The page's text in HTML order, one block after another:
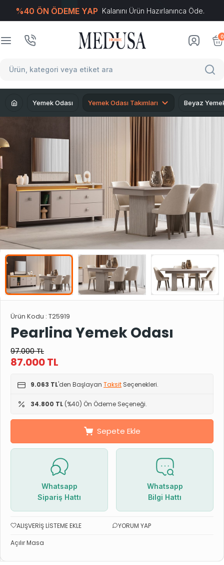
%40 ÖN ÖDEME YAP Kalanını Ürün Hazırlanınca Öde.
0
Yemek Odası Yemek Odası Takımları Beyaz
Ürün Kodu : T25919
Pearlina Yemek Odası
97.000TL
87.000TL
9.063 TL'den Başlayan Taksit Seçenekleri.
34.800 TL (%40) Ön Ödeme Seçeneği.
Sepete Ekle
Whatsapp
Sipariş Hattı
Whatsapp
Bilgi Hattı
ALIŞVERIŞ LISTEME EKLE
YORUM YAP
Açılır Masa
T-Soft E-Ticaret Sistemleriyle Hazırlanmıştır.